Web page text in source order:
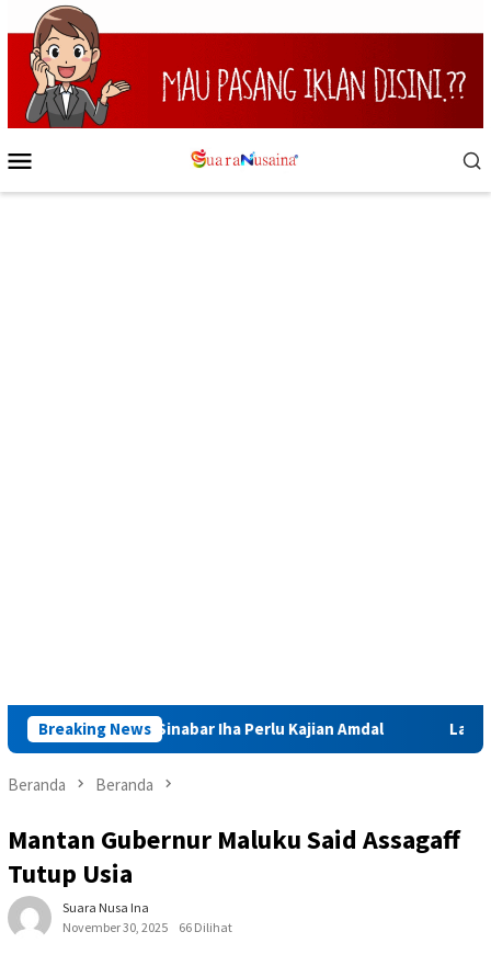
Loncat
ke
konten
Mobile
Breaking News
Sinabar Iha Perlu Kajian Amdal Launching
Beranda Beranda
Mantan Gubernur Maluku Said Assagaff
Tutup Usia
Suara Nusa Ina
November 30, 2025
66 Dilihat